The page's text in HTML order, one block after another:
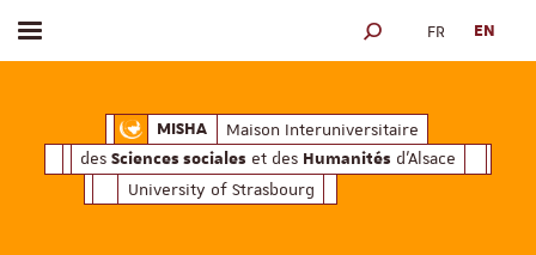
MISHAMaison Interuniversitaire des
Maison Interuniversitaire
des Sciences sociales et des Humanités d'Alsace
University of Strasbourg
Toggle menu SEARCH ENGINE
FR EN